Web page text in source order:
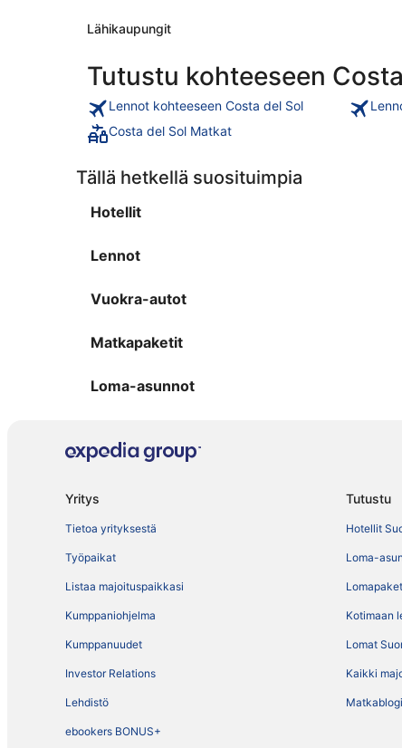
Lähikaupungit
Tutustu kohteeseen
Lennot kohteeseen Costa del Sol
Costa del Sol Matkat
Tällä hetkellä suosituimpia
Hotellit
Lennot
Vuokra-autot
Matkapaketit
Loma-asunnot
Yritys
Tietoa yrityksestä
Työpaikat
Listaa majoituspaikkasi
Kumppaniohjelma
Kumppanuudet
Investor Relations
Lehdistö
ebookers BONUS+
Tutustu
Hotellit
Loma-
Kotimaan
Lomat
Kaikki
Matkablogi